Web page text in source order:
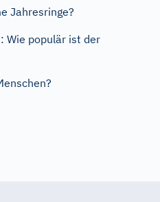
Jahresringe?
Wie populär ist der